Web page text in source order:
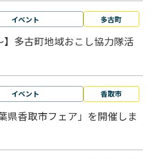
イベント 多古町
】多古町地域おこし協力隊活
イベント 香取市
県香取市フェア」を開催しま